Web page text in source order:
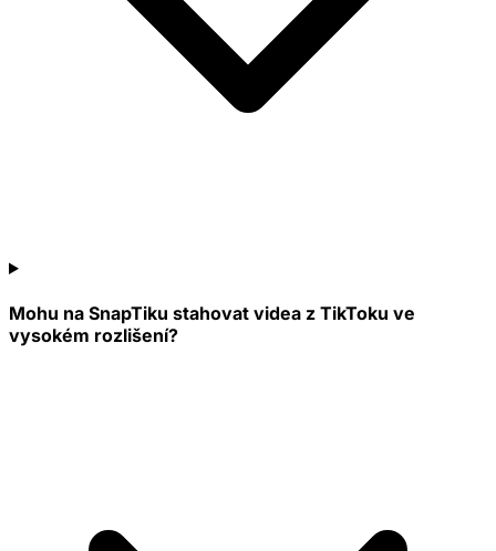
Mohu na SnapTiku stahovat videa z TikToku ve
vysokém rozlišení?